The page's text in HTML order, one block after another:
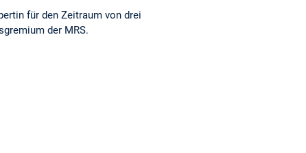
für den Zeitraum von drei
der MRS.